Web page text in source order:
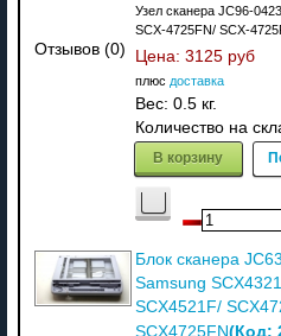
Отзывов (0)
Узел сканера JC96-
SCX-4725FN/ SCX-
Цена: 3125 руб
плюс доставка
Вес: 0.5 кг.
Количество на
В корзину
Блок сканера
Samsung
SCX4521F/
SCX4725FN(Код: